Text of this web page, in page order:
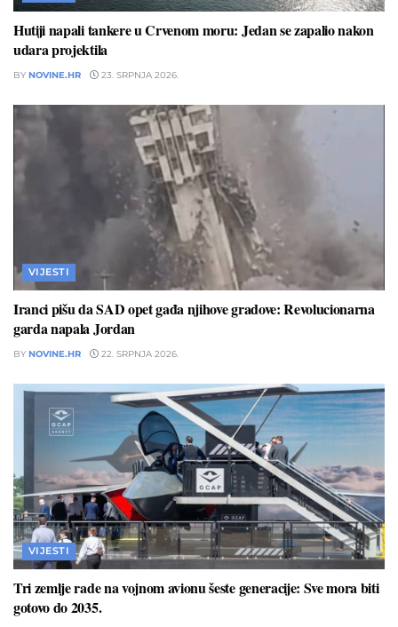
Hutiji napali tankere u Crvenom moru: Jedan se zapalio nakon
udara projektila
BY NOVINE.HR 23. SRPNJA 2026.
VIJESTI
Iranci pišu da SAD opet gađa njihove gradove: Revolucionarna
garda napala Jordan
BY NOVINE.HR 22. SRPNJA 2026.
VIJESTI
Tri zemlje rade na vojnom avionu šeste generacije: Sve mora biti
gotovo do 2035.